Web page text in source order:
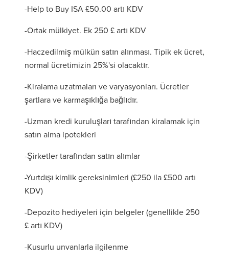
-Help to Buy ISA £50.00 artı KDV
-Ortak mülkiyet. Ek 250 £ artı KDV
-Haczedilmiş mülkün satın alınması. Tipik ek ücret,
normal ücretimizin 25%'si olacaktır.
-Kiralama uzatmaları ve varyasyonları. Ücretler
şartlara ve karmaşıklığa bağlıdır.
-Uzman kredi kuruluşları tarafından kiralamak için
satın alma ipotekleri
-Şirketler tarafından satın alımlar
-Yurtdışı kimlik gereksinimleri (£250 ila £500 artı
KDV)
-Depozito hediyeleri için belgeler (genellikle 250
£ artı KDV)
-Kusurlu unvanlarla ilgilenme